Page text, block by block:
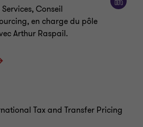
Conseil
en charge du pôle
Arthur Raspail.
Tax and Transfer Pricing